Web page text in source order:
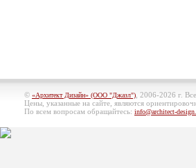
© «Архитект Дизайн» (ООО "Джазл") , 2006-2026 г.
Цены, указанные на сайте, являются
По всем вопросам обращайтесь: info@architect-